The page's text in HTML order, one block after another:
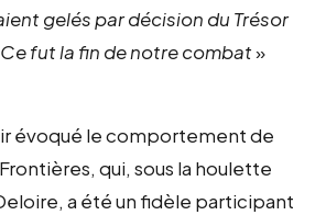
gelés par décision du Trésor
fut la fin de notre combat»
évoqué le comportement de
qui, sous la houlette
a été un fidèle participant